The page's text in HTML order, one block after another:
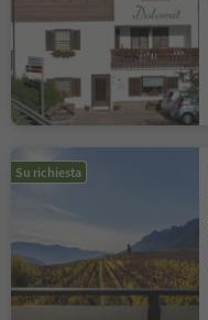
Su richiesta